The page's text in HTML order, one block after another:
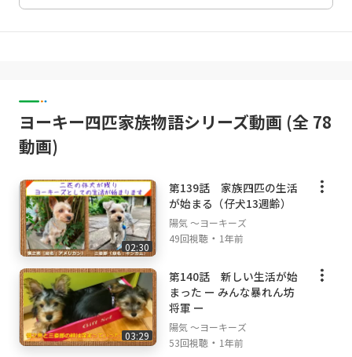
ヨーキー四匹家族物語シリーズ動画 (全 78
動画)
02:30
第139話 家族四匹の生活
が始まる（仔犬13週齢）
陽気 ～ヨーキーズ
49回視聴 ・ 1年前
03:29
第140話 新しい生活が始
まった ー みんな暴れん坊
将軍 ー
陽気 ～ヨーキーズ
53回視聴 ・ 1年前